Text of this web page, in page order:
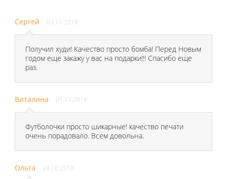
Сергей 03.11.2018
Получил худи! Качество просто бомба! Перед Новым
годом еще закажу у вас на подарки!!! Спасибо еще
раз.
Виталина 01.11.2018
Футболочки просто шикарные! качество печати
очень порадовало. Всем довольна.
Ольга 29.10.2018